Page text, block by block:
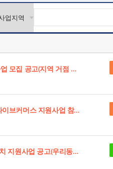
[세종] 2026년 정보보호기업 기업육성(사업화) 지원사업 모집 공고(지역 거점 정보보호 클러스트 구축사업)
[경남] 2026년 (예비)사회적기업 판로개척 지원사업 라이브커머스 지원사업 참가기업 모집 공고
[대구] 달서구 2026년 2차 소규모 사업장 방지시설 설치 지원사업 공고(우리동네 맑은공기 패키지 지원사업)